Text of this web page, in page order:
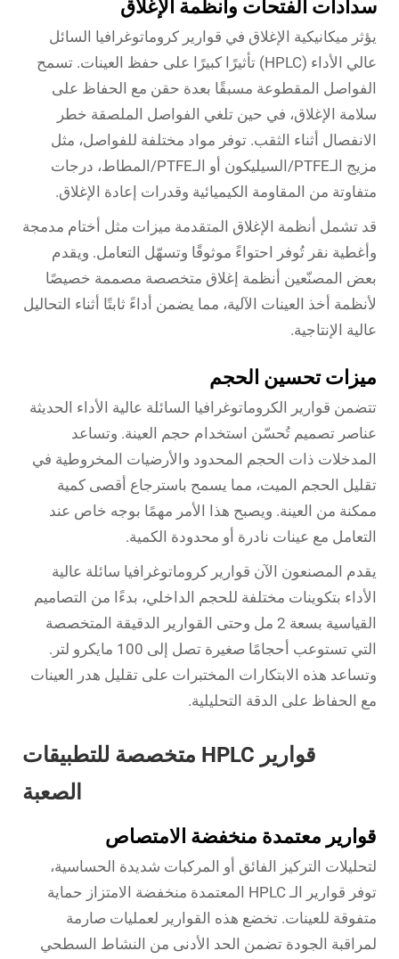
سدادات الفتحات وأنظمة الإغلاق
يؤثر ميكانيكية الإغلاق في قوارير كروماتوغرافيا السائل
عالي الأداء (HPLC) تأثيرًا كبيرًا على حفظ العينات. تسمح
الفواصل المقطوعة مسبقًا بعدة حقن مع الحفاظ على
سلامة الإغلاق، في حين تلغي الفواصل الملصقة خطر
الانفصال أثناء الثقب. توفر مواد مختلفة للفواصل، مثل
مزيج الـPTFE/السيليكون أو الـPTFE/المطاط، درجات
متفاوتة من المقاومة الكيميائية وقدرات إعادة الإغلاق.
قد تشمل أنظمة الإغلاق المتقدمة ميزات مثل أختام مدمجة
وأغطية نقر تُوفر احتواءً موثوقًا وتسهّل التعامل. ويقدم
بعض المصنّعين أنظمة إغلاق متخصصة مصممة خصيصًا
لأنظمة أخذ العينات الآلية، مما يضمن أداءً ثابتًا أثناء التحاليل
عالية الإنتاجية.
ميزات تحسين الحجم
تتضمن قوارير الكروماتوغرافيا السائلة عالية الأداء الحديثة
عناصر تصميم تُحسّن استخدام حجم العينة. وتساعد
المدخلات ذات الحجم المحدود والأرضيات المخروطية في
تقليل الحجم الميت، مما يسمح باسترجاع أقصى كمية
ممكنة من العينة. ويصبح هذا الأمر مهمًا بوجه خاص عند
التعامل مع عينات نادرة أو محدودة الكمية.
يقدم المصنعون الآن قوارير كروماتوغرافيا سائلة عالية
الأداء بتكوينات مختلفة للحجم الداخلي، بدءًا من التصاميم
القياسية بسعة 2 مل وحتى القوارير الدقيقة المتخصصة
التي تستوعب أحجامًا صغيرة تصل إلى 100 مايكرو لتر.
وتساعد هذه الابتكارات المختبرات على تقليل هدر العينات
مع الحفاظ على الدقة التحليلية.
قوارير HPLC متخصصة للتطبيقات
الصعبة
قوارير معتمدة منخفضة الامتصاص
لتحليلات التركيز الفائق أو المركبات شديدة الحساسية،
توفر قوارير الـ HPLC المعتمدة منخفضة الامتزاز حماية
متفوقة للعينات. تخضع هذه القوارير لعمليات صارمة
لمراقبة الجودة تضمن الحد الأدنى من النشاط السطحي